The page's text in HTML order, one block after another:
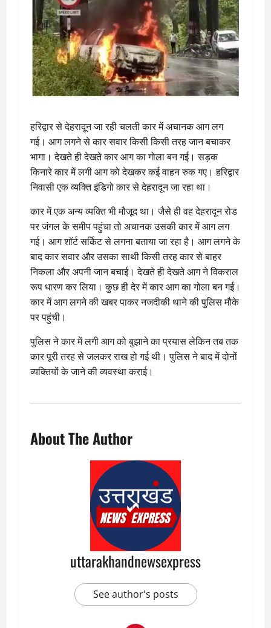
हरिद्वार से देहरादून जा रही चलती कार में अचानक आग लग
गई। आग लगने से कार सवार किसी किसी तरह जान बचाकर
भागा। देखते ही देखते कार आग का गोला बन गई। सड़क
किनारे कार में लगी आग को देखकर कई वाहन रुक गए। हरिद्वार
निवासी एक व्यक्ति इंडिगो कार से देहरादून जा रहा था।
कार में एक अन्य व्यक्ति भी मौजूद था। जैसे ही वह देहरादून रोड
पर जंगल के समीप पहुंचा तो अचानक उसकी कार में आग लग
गई। आग शॉर्ट सर्किट से लगना बताया जा रहा है। आग लगने के
बाद कार सवार और उसका साथी किसी तरह कार से बाहर
निकला और अपनी जान बचाई। देखते ही देखते आग ने विकराल
रूप धारण कर लिया। कुछ ही देर में कार आग का गोला बन गई।
कार में आग लगने की खबर पाकर नजदीकी थाने की पुलिस मौके
पर पहुंची।
पुलिस ने कार में लगी आग को बुझाने का प्रयास लेकिन तब तक
कार पूरी तरह से जलकर राख हो गई थी। पुलिस ने बाद में दोनों
व्यक्तियों के जाने की व्यवस्था कराई।
About The Author
uttarakhandnewsexpress
See author's posts